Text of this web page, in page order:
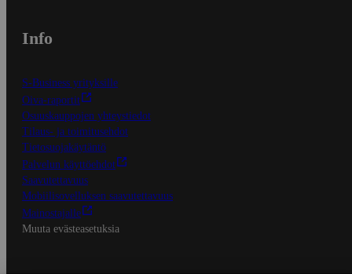
Info
S-Business yrityksille
Oiva-raportit
Osuuskauppojen yhteystiedot
Tilaus- ja toimitusehdot
Tietosuojakäytäntö
Palvelun käyttöehdot
Saavutettavuus
Mobiilisovelluksen saavutettavuus
Mainostajalle
Muuta evästeasetuksia